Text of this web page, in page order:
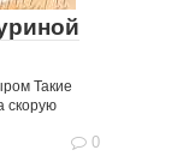
Такие
скорую
0